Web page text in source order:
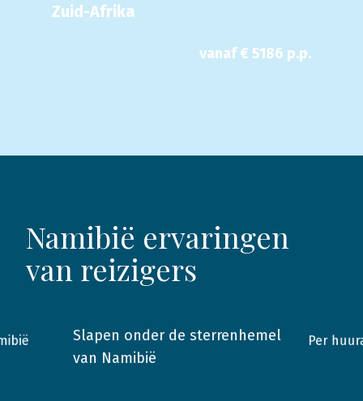
Zuid-Afrika
vanaf € 5186 p.p.
Namibië ervaringen
van reizigers
2015 Namibië
Slapen onder de sterrenhemel
van Namibië
2018
Per